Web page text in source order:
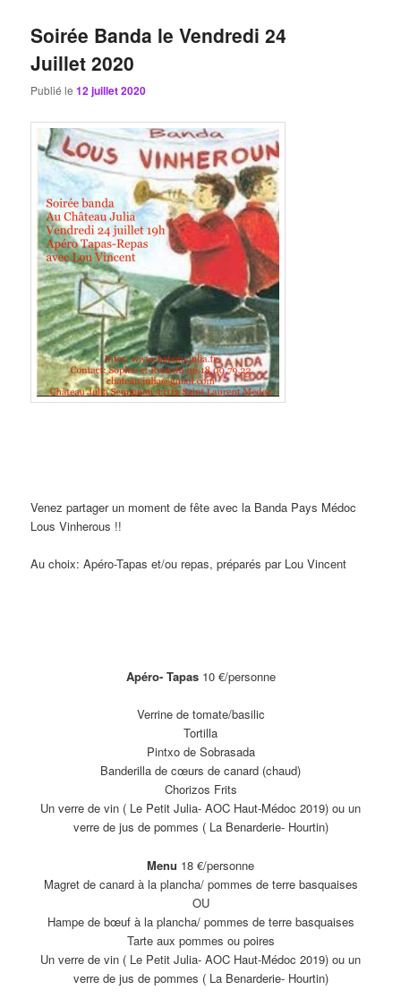
Soirée Banda le Vendredi 24
Juillet 2020
Publié le12 juillet 2020
Venez partager un moment de fête avec la Banda Pays Médoc
Lous Vinherous !!
Au choix: Apéro-Tapas et/ou repas, préparés par Lou Vincent
Apéro- Tapas10 €/personne
Verrine de tomate/basilic
Tortilla
Pintxo de Sobrasada
Banderilla de cœurs de canard (chaud)
Chorizos Frits
Un verre de vin ( Le Petit Julia- AOC Haut-Médoc 2019) ou un
verre de jus de pommes ( La Benarderie- Hourtin)
Menu 18 €/personne
Magret de canard à la plancha/ pommes de terre basquaises
OU
Hampe de bœuf à la plancha/ pommes de terre basquaises
Tarte aux pommes ou poires
Un verre de vin ( Le Petit Julia- AOC Haut-Médoc 2019) ou un
verre de jus de pommes ( La Benarderie- Hourtin)